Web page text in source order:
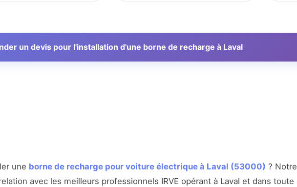
un devis pour l'installation d'une borne de recharge à Laval
une borne de recharge pour voiture électrique à Laval (53000) ? Notre
avec les meilleurs professionnels IRVE opérant à Laval et dans toute